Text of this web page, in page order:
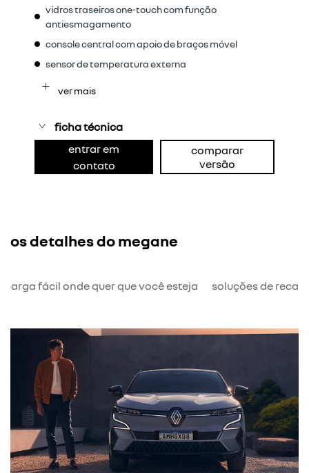
vidros traseiros one-touch com função
antiesmagamento
console central com apoio de braços móvel
sensor de temperatura externa
ver mais
ficha técnica
entrar em
contato
comparar
versão
os detalhes do megane
fácil onde quer que você esteja soluções de